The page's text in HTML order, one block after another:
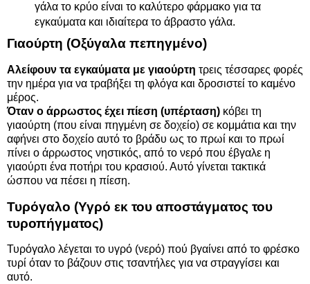
γάλα το κρύο είναι το καλύτερο φάρμακο για τα
εγκαύματα και ιδιαίτερα το άβραστο γάλα.
Γιαούρτη (Οξύγαλα πεπηγμένο)
Αλείφουν τα εγκαύματα με γιαούρτη τρεις τέσσαρες φορές
την ημέρα για να τραβήξει τη φλόγα και δροσιστεί το καμένο
μέρος.
Όταν ο άρρωστος έχει πίεση (υπέρταση) κόβει τη
γιαούρτη (που είναι πηγμένη σε δοχείο) σε κομμάτια και την
αφήνει στο δοχείο αυτό το βράδυ ως το πρωί και το πρωί
πίνει ο άρρωστος νηστικός, από το νερό που έβγαλε η
γιαούρτι ένα ποτήρι του κρασιού. Αυτό γίνεται τακτικά
ώσπου να πέσει η πίεση.
Τυρόγαλο (Υγρό εκ του αποστάγματος του
τυροπήγματος)
Τυρόγαλο λέγεται το υγρό (νερό) πού βγαίνει από το φρέσκο
τυρί όταν το βάζουν στις τσαντήλες για να στραγγίσει και
αυτό.